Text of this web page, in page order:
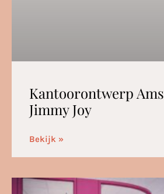
Kantoorontwerp
Jimmy Joy
Bekijk »